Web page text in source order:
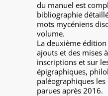
du manuel est
bibliographie
mots mycéniens
volume.
La deuxième
ajouts et des mises
inscriptions et sur
épigraphiques,
paléographiques
parues après 2016.